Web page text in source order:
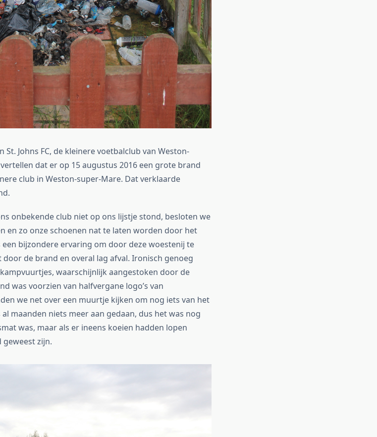
Johns FC, de kleinere voetbalclub van Weston-
dat er op 15 augustus 2016 een grote brand
club in Weston-super-Mare. Dat verklaarde
onbekende club niet op ons lijstje stond, besloten we
en zo onze schoenen nat te laten worden door het
bijzondere ervaring om door deze woestenij te
de brand en overal lag afval. Ironisch genoeg
waarschijnlijk aangestoken door de
was voorzien van halfvergane logo’s van
we net over een muurtje kijken om nog iets van het
maanden niets meer aan gedaan, dus het was nog
was, maar als er ineens koeien hadden lopen
geweest zijn.